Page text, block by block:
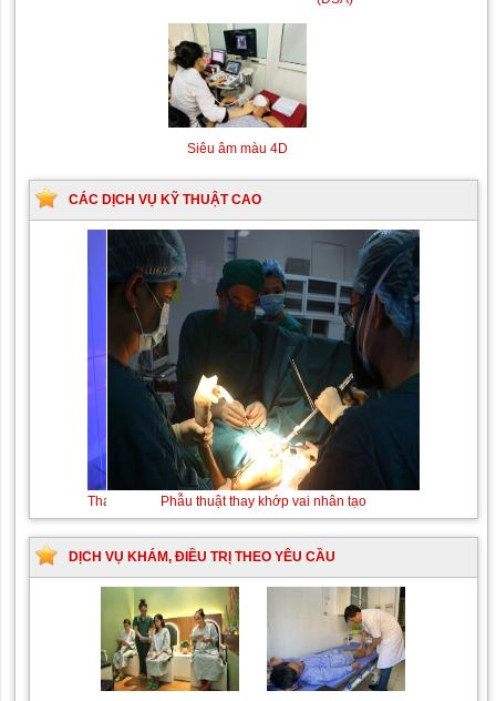
Siêu âm màu 4D
CÁC DỊCH VỤ KỸ THUẬT CAO
thuật
nhân
tạo
Thay máu sơ sinh do bất đồng nhóm máu
DỊCH VỤ KHÁM, ĐIỀU TRỊ THEO YÊU CẦU